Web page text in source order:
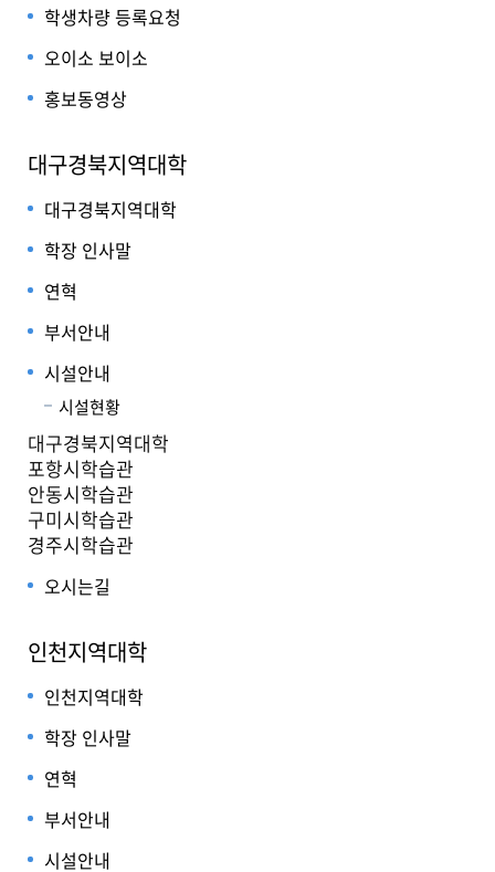
학생차량 등록요청
오이소 보이소
홍보동영상
대구경북지역대학
대구경북지역대학
학장 인사말
연혁
부서안내
시설안내
시설현황
대구경북지역대학
포항시학습관
안동시학습관
구미시학습관
경주시학습관
오시는길
인천지역대학
인천지역대학
학장 인사말
연혁
부서안내
시설안내